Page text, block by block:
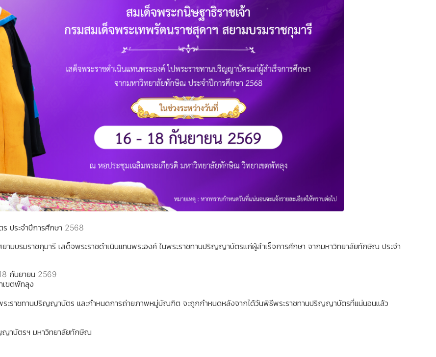
ประจำปีการศึกษา 2568
ามบรมราชกุมารี เสด็จพระราชดำเนินแทนพระองค์ ในพระราชทานปริญญาบัตรแก่ผู้สำเร็จการศึกษา จากมหาวิทยาลัยทักษิณ ประจำ
กันยายน 2569
เขตพัทลุง
ะราชทานปริญญาบัตร และกำหนดการถ่ายภาพหมู่บัณฑิต จะถูกกำหนดหลังจากได้วันพิธีพระราชทานปริญญาบัตรที่แน่นอนแล้ว
ญาบัตรฯ มหาวิทยาลัยทักษิณ